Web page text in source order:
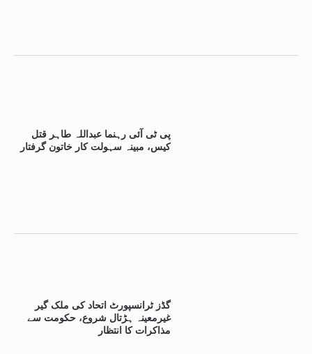
پی ٹی آئی رہنما عبداللہ طاہر قتل
کیس، مبینہ سہولت کار خاتون گرفتار
گڈز ٹرانسپورٹ اتحاد کی ملک گیر
غیرمعینہ ہڑتال شروع، حکومت سے
مذاکرات کا انتظار